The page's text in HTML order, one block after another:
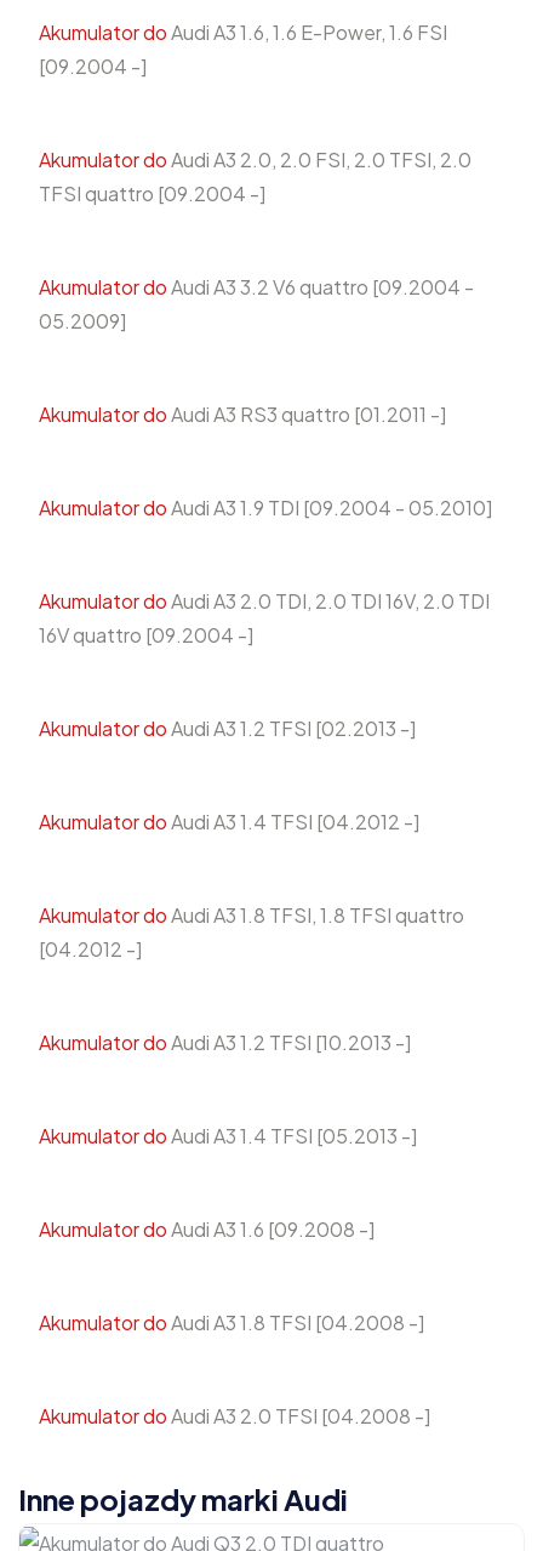
Akumulator doAudi A3 1.6, 1.6 E-Power, 1.6 FSI
[09.2004 -]
Akumulator doAudi A3 2.0, 2.0 FSI, 2.0 TFSI, 2.0
TFSI quattro [09.2004 -]
Akumulator doAudi A3 3.2 V6 quattro [09.2004 -
05.2009]
Akumulator doAudi A3 RS3 quattro [01.2011 -]
Akumulator doAudi A3 1.9 TDI [09.2004 - 05.2010]
Akumulator doAudi A3 2.0 TDI, 2.0 TDI 16V, 2.0 TDI
16V quattro [09.2004 -]
Akumulator doAudi A3 1.2 TFSI [02.2013 -]
Akumulator doAudi A3 1.4 TFSI [04.2012 -]
Akumulator doAudi A3 1.8 TFSI, 1.8 TFSI quattro
[04.2012 -]
Akumulator doAudi A3 1.2 TFSI [10.2013 -]
Akumulator doAudi A3 1.4 TFSI [05.2013 -]
Akumulator doAudi A3 1.6 [09.2008 -]
Akumulator doAudi A3 1.8 TFSI [04.2008 -]
Akumulator doAudi A3 2.0 TFSI [04.2008 -]
Inne pojazdy marki Audi